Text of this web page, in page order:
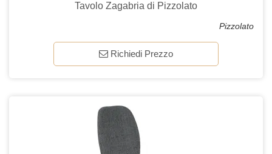
Tavolo Zagabria di Pizzolato
Pizzolato
Richiedi Prezzo